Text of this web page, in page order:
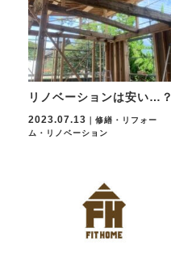
リノベーションは安い…？
2023.07.13 ｜修繕・リフォー
ム・リノベーション